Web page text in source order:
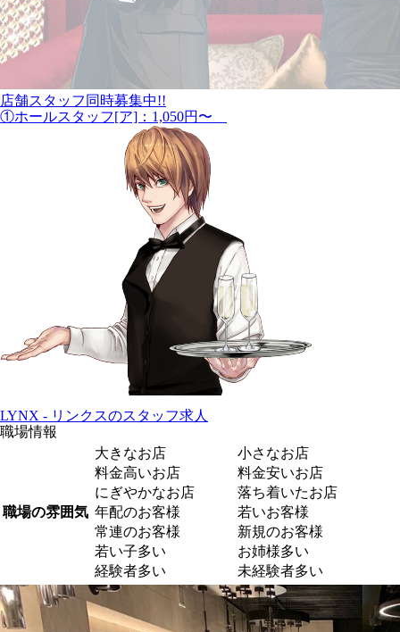
店舗スタッフ同時募集中!!
①ホールスタッフ[ア]：1,050円〜
LYNX - リンクスのスタッフ求人
職場情報
職場の雰囲気
大きなお店
小さなお店
料金高いお店
料金安いお店
にぎやかなお店
落ち着いたお店
年配のお客様
若いお客様
常連のお客様
新規のお客様
若い子多い
お姉様多い
経験者多い
未経験者多い